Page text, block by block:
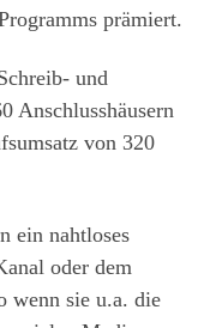
prämiert.
und
Anschlusshäusern
von 320
ein nahtloses
oder dem
wenn sie u.a. die